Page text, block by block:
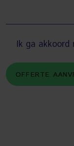
Ik ga akkoord